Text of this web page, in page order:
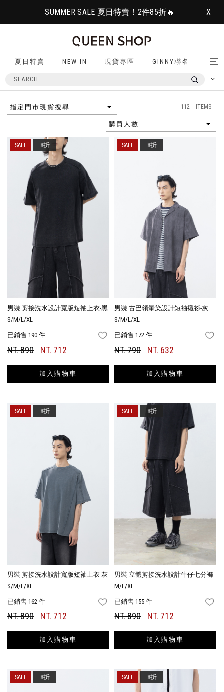
SUMMER SALE 夏日特賣！2件85折🔥 X
夏日特賣 NEW IN 現貨專區 GINNY聯名
指定門市現貨搜尋 112 ITEMS
購買人數
男裝 剪接洗水設計寬版短袖上衣-黑
S/M/L/XL
已銷售 190 件 FAVORITES
NT. 890 NT. 712
加入購物車
8折
男裝 古巴領暈染設計短袖襯衫-灰
S/M/L/XL
已銷售 172 件
NT. 790 NT. 632
加入購物車
8折
男裝 剪接洗水設計寬版短袖上衣-灰
S/M/L/XL
已銷售 162 件 FAVORITES
NT. 890 NT. 712
加入購物車
8折
男裝 立體剪接洗水設計牛仔七分褲
M/L/XL
已銷售 155 件
NT. 890 NT. 712
加入購物車
8折
8折 8折